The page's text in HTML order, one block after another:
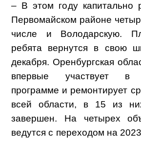
– В этом году капитально
Первомайском районе
числе и Володарскую.
ребята вернутся в свою
декабря. Оренбургская
впервые участвует в
программе и ремонтирует
всей области, в 15 из
завершен. На четырех
ведутся с переходом на